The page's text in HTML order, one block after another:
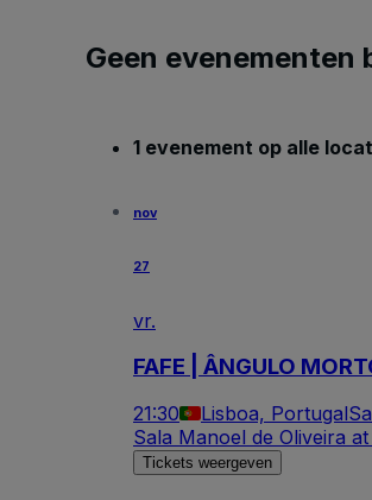
Geen evenementen
1 evenement op alle
nov
27
vr.
FAFE | ÂNGULO
21:30 Lisboa, Portugal
Sala Manoel de Oliveira
Tickets weergeven